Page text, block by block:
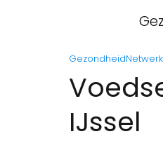
GezondheidNetwerk
IJssel